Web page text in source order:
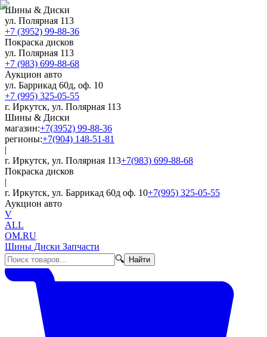
Шины & Диски
ул. Полярная 113
+7 (3952) 99-88-36
Покраска дисков
ул. Полярная 113
+7 (983) 699-88-68
Аукцион авто
ул. Баррикад 60д, оф. 10
+7 (995) 325-05-55
г. Иркутск, ул. Полярная 113
Шины & Диски
магазин:+7(3952) 99-88-36
регионы:+7(904) 148-51-81
|
г. Иркутск, ул. Полярная 113+7(983) 699-88-68
Покраска дисков
|
г. Иркутск, ул. Баррикад 60д оф. 10+7(995) 325-05-55
Аукцион авто
V
ALL
OM.RU
Шины Диски Запчасти
🔍
Найти